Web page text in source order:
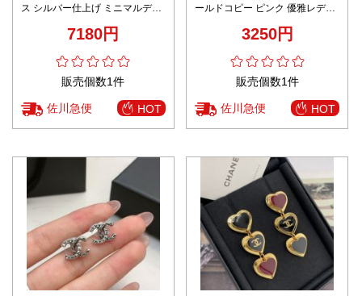
ス シルバー仕上げ ミニマルデザ
7180円
販売個数1件
佐川急便 HOT
ールドコピー ピンク 優雅レディ
3250円
販売個数1件
佐川急便 HOT